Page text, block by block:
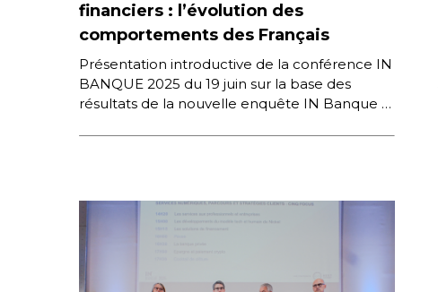
financiers : l’évolution des
comportements des Français
Présentation introductive de la conférence IN
BANQUE 2025 du 19 juin sur la base des
résultats de la nouvelle enquête IN Banque /